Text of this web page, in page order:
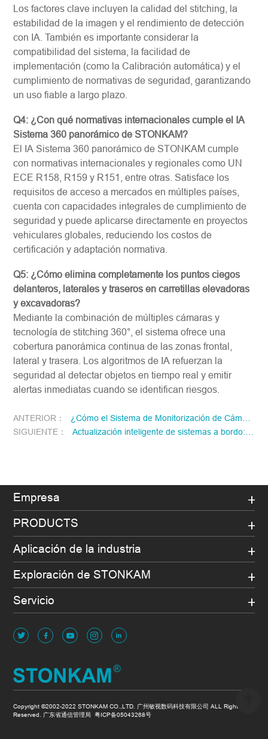
Los factores clave incluyen la calidad del stitching, la
estabilidad de la imagen y el rendimiento de detección
con IA. También es importante considerar la
compatibilidad del sistema, la facilidad de
implementación (como la Calibración automática) y el
cumplimiento de normativas de seguridad, garantizando
un uso fiable a largo plazo.
Q4: ¿Con qué normativas internacionales cumple el IA
Sistema 360 panorámico de STONKAM?
El IA Sistema 360 panorámico de STONKAM cumple
con normativas internacionales y regionales como UN
ECE R158, R159 y R151, entre otras. Satisface los
requisitos de acceso a mercados en múltiples países,
cuenta con capacidades integrales de cumplimiento de
seguridad y puede aplicarse directamente en proyectos
vehiculares globales, reduciendo los costos de
certificación y adaptación normativa.
Q5: ¿Cómo elimina completamente los puntos ciegos
delanteros, laterales y traseros en carretillas elevadoras
y excavadoras?
Mediante la combinación de múltiples cámaras y
tecnología de stitching 360°, el sistema ofrece una
cobertura panorámica continua de las zonas frontal,
lateral y trasera. Los algoritmos de IA refuerzan la
seguridad al detectar objetos en tiempo real y emitir
alertas inmediatas cuando se identifican riesgos.
ANTERIOR：
¿Cómo el Sistema de Monitorización de Cámara IA potencia el Dispositivo de percepción con IA con alertas de conducción y mejoras de cumplimiento normativo?
SIGUIENTE：
Actualización inteligente de sistemas a bordo: cómo la percepción por video construye el núcleo visual del monitoreo vehicular
Empresa
PRODUCTS
Aplicación de la industria
Exploración de STONKAM
Servicio
Copyright ©2002-2022 STONKAM CO.,LTD. 广州敏视数码科技有限公司 ALL Rights
Reserved. 广东省通信管理局粤ICP备05043268号